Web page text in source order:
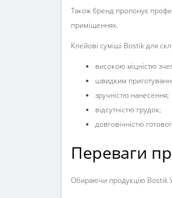
Також бренд пропонує
приміщеннях.
Клейові суміші Bostik для
високою міцністю
швидким
зручністю нанесення;
відсутністю грудок;
довговічністю
Переваги
Обираючи продукцію Bostik